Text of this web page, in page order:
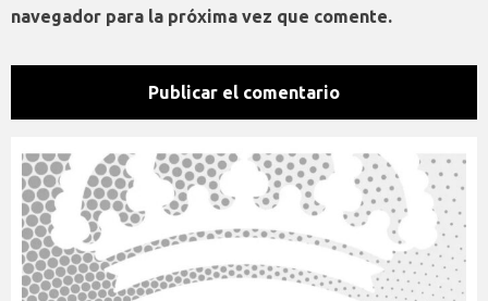
navegador para la próxima vez que comente.